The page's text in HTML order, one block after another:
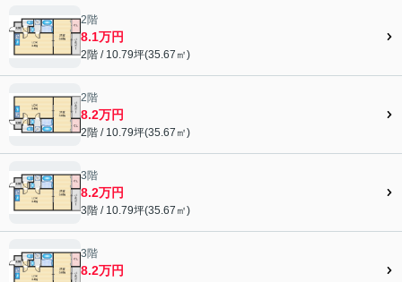
2階
8.1万円
2階 / 10.79坪(35.67㎡)
2階
8.2万円
2階 / 10.79坪(35.67㎡)
3階
8.2万円
3階 / 10.79坪(35.67㎡)
3階
8.2万円